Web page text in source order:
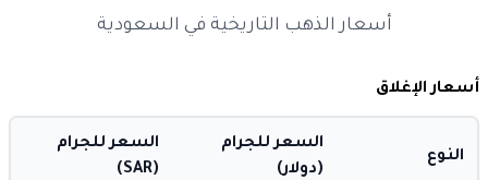
أسعار الذهب التاريخية في السعودية
أسعار الإغلاق
النوع
السعر للجرام
(دولار)
السعر للجرام
(SAR)